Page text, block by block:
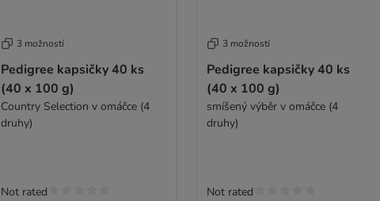
3 možností
Pedigree kapsičky 40 ks
(40 x 100 g)
Country Selection v omáčce (4
druhy)
Not rated
3 možností
Pedigree kapsičky 40 ks
(40 x 100 g)
smíšený výběr v omáčce (4
druhy)
Not rated